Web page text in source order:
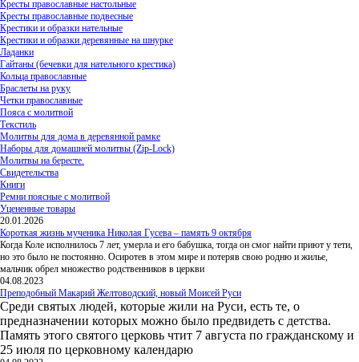
Кресты православные настольные
Кресты православные подвесные
Крестики и образки нательные
Крестики и образки деревянные на шнурке
Ладанки
Гайтаны (бечевки для нательного крестика)
Кольца православные
Браслеты на руку
Четки православные
Пояса с молитвой
Текстиль
Молитвы для дома в деревянной рамке
Наборы для домашней молитвы (Zip-Lock)
Молитвы на бересте.
Свидетельства
Книги
Ремни поясные с молитвой
Уцененные товары
20.01.2026
Короткая жизнь мученика Николая Гусева – память 9 октября
Когда Коле исполнилось 7 лет, умерла и его бабушка, тогда он смог найти приют у тети,
но это было не постоянно. Осиротев в этом мире и потеряв свою родню и жилье,
мальчик обрел множество родственников в церкви
04.08.2023
Преподобный Макарий Желтоводский, новый Моисей Руси
Среди святых людей, которые жили на Руси, есть те, о
предназначении которых можно было предвидеть с детства.
Память этого святого церковь чтит 7 августа по гражданскому и
25 июля по церковному календарю